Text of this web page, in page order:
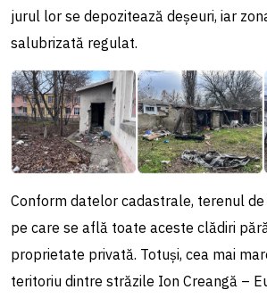
jurul lor se depozitează deșeuri, iar
salubrizată regulat.
Conform datelor cadastrale, terenul
pe care se află toate aceste clădiri
proprietate privată. Totuși, cea mai
teritoriu dintre străzile Ion Creangă –